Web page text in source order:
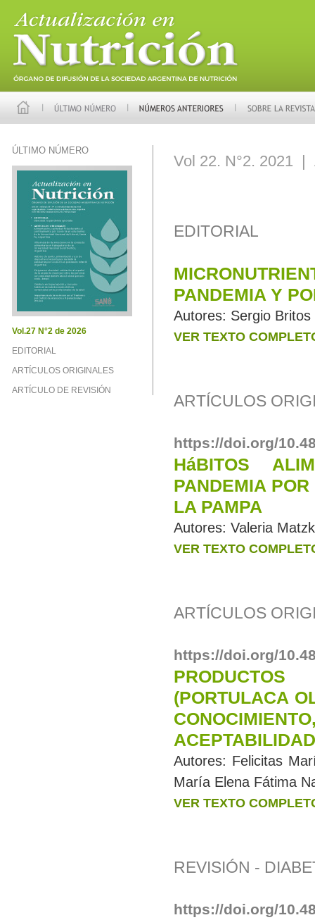
ÚLTIMO NÚMERO
Vol.27 N°2 de 2026
EDITORIAL
ARTÍCULOS ORIGINALES
ARTÍCULO DE REVISIÓN
Vol 22. N°2. 2021 |
EDITORIAL
PANDEMIA Y
Autores: Sergio Britos
VER TEXTO
ARTÍCULOS
https://doi.org/
HáBITOS
PANDEMIA
LA PAMPA
Autores: Valeria
VER TEXTO
ARTÍCULOS
https://doi.org/
(PORTULACA
Autores: Felicitas
María Elena Fátima
VER TEXTO
REVISIÓN -
https://doi.org/